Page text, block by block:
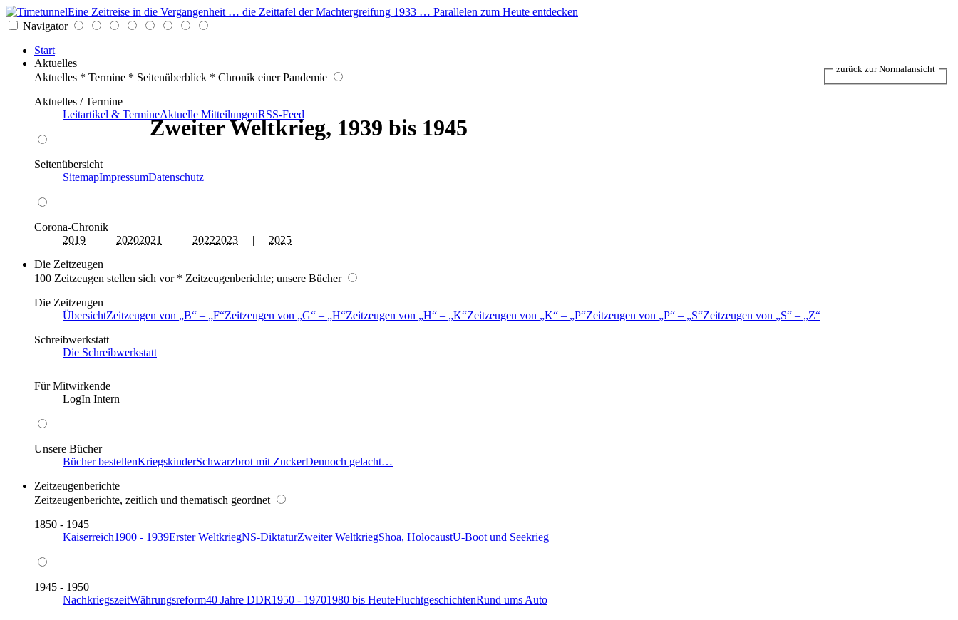
Eine Zeitreise in die Vergangenheit … die Zeittafel der Machtergreifung 1933 … Parallelen zum Heute entdecken
Navigator
Start
Aktuelles
Aktuelles * Termine * Seitenüberblick * Chronik einer Pandemie
Aktuelles / Termine
Leitartikel & TermineAktuelle MitteilungenRSS-Feed
Seitenübersicht
SitemapImpressumDatenschutz
Corona-Chronik
2019 | 20202021 | 20222023 | 2025
Die Zeitzeugen
100 Zeitzeugen stellen sich vor * Zeitzeugenberichte; unsere Bücher
Die Zeitzeugen
ÜbersichtZeitzeugen von B – F Zeitzeugen von G – H Zeitzeugen von H – K Zeitzeugen von K – P Zeitzeugen von P – S Zeitzeugen von S –
Z
Schreibwerkstatt
Die Schreibwerkstatt
Für Mitwirkende
LogIn Intern
Unsere Bücher
Bücher bestellenKriegskinderSchwarzbrot mit ZuckerDennoch gelacht…
Zeitzeugenberichte
Zeitzeugenberichte, zeitlich und thematisch geordnet
1850 - 1945
Kaiserreich1900 - 1939Erster WeltkriegNS-DiktaturZweiter WeltkriegShoa, HolocaustU-Boot und Seekrieg
1945 - 1950
NachkriegszeitWährungsreform40 Jahre DDR1950 - 19701980 bis HeuteFluchtgeschichtenRund ums Auto
Zweiter Weltkrieg, 1939 bis 1945
zurück zur Normalansicht